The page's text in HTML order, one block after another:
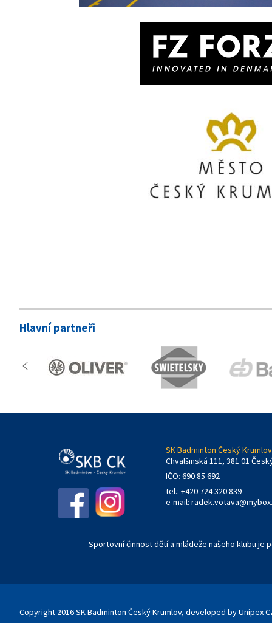
Hlavní partneři
SK Badminton Český
Chvalšinská 111, 381 01
IČO: 690 85 692
tel.: +420 724 320 839
e-mail:
Sportovní činnost dětí a mládeže našeho klubu je
Copyright 2016 SK Badminton Český Krumlov, developed byUnipex